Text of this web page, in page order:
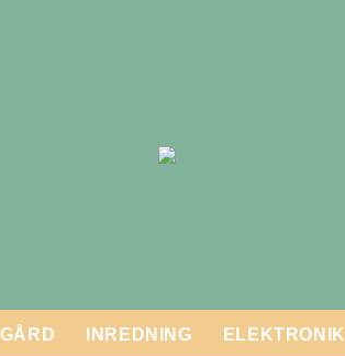
INREDNING ELEKTRONIK